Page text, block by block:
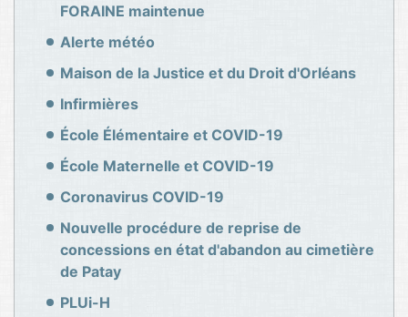
FORAINE maintenue
Alerte météo
Maison de la Justice et du Droit d'Orléans
Infirmières
École Élémentaire et COVID-19
École Maternelle et COVID-19
Coronavirus COVID-19
Nouvelle procédure de reprise de
concessions en état d'abandon au cimetière
de Patay
PLUi-H